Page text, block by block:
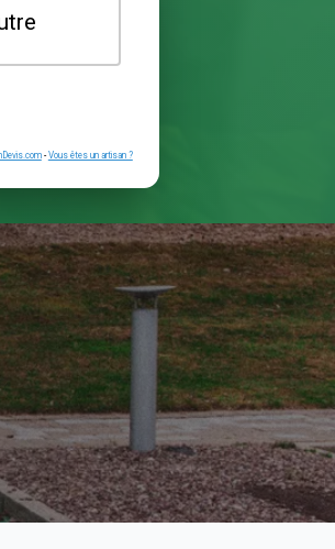
Retour à la liste des métiers
Confidentialité - Service proposé par ViteUnDevis.com-